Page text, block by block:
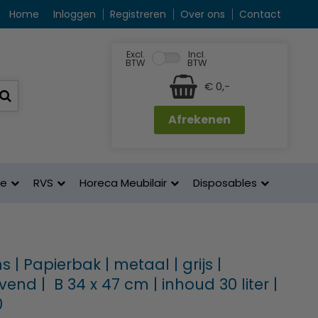
Home Inloggen Registreren Over ons Contact
Excl.
BTW
Incl.
BTW
€ 0,-
Afrekenen
RVS Horeca Meubilair Disposables
| Papierbak | metaal | grijs |
| B 34 x 47 cm | inhoud 30 liter |